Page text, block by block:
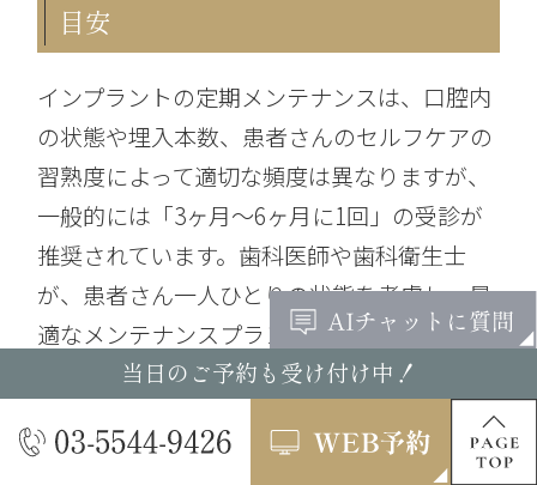
目安
インプラントの定期メンテナンスは、口腔内
の状態や埋入本数、患者さんのセルフケアの
習熟度によって適切な頻度は異なりますが、
一般的には「3ヶ月〜6ヶ月に1回」の受診が
推奨されています。歯科医師や歯科衛生士
が、患者さん一人ひとりの状態を考慮し、最
適なメンテナンスプランを提案してくれます
ので、その頻度を守るようにしましょう。
気になる費用については、インプラントの定
期メンテナンスは自由診療となるため、歯科
当日のご予約も受け付け中！